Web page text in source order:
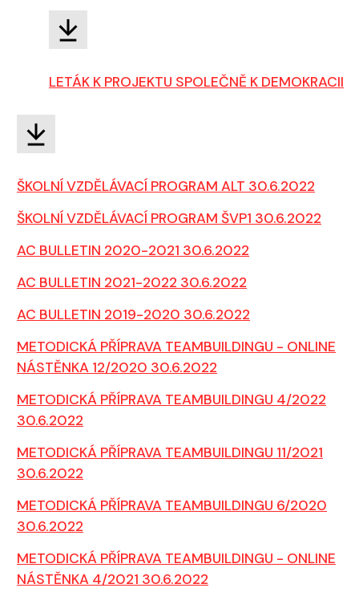
LETÁK K PROJEKTU SPOLEČNĚ K DEMOKRACII
ŠKOLNÍ VZDĚLÁVACÍ PROGRAM ALT 30.6.2022
ŠKOLNÍ VZDĚLÁVACÍ PROGRAM ŠVP1 30.6.2022
AC BULLETIN 2020-2021 30.6.2022
AC BULLETIN 2021-2022 30.6.2022
AC BULLETIN 2019-2020 30.6.2022
METODICKÁ PŘÍPRAVA TEAMBUILDINGU - ONLINE
NÁSTĚNKA 12/2020 30.6.2022
METODICKÁ PŘÍPRAVA TEAMBUILDINGU 4/2022
30.6.2022
METODICKÁ PŘÍPRAVA TEAMBUILDINGU 11/2021
30.6.2022
METODICKÁ PŘÍPRAVA TEAMBUILDINGU 6/2020
30.6.2022
METODICKÁ PŘÍPRAVA TEAMBUILDINGU - ONLINE
NÁSTĚNKA 4/2021 30.6.2022